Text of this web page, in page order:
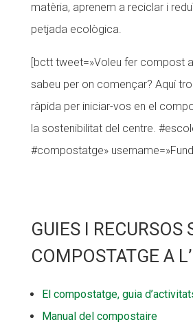
matèria, aprenem a reciclar i
petjada ecològica.
[bctt tweet=»Voleu fer compost
sabeu per on començar? Aquí
ràpida per iniciar-vos en el
la sostenibilitat del centre.
#compostatge»
GUIES I RECURSOS
COMPOSTATGE A
El compostatge, guia
Manual del compostaire